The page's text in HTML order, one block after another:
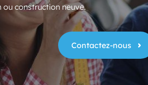
construction neuve.
Contactez-nous